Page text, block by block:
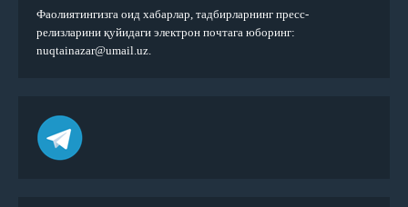
Фаолиятингизга оид хабарлар, тадбирларнинг пресс-
релизларини қуйидаги электрон почтага юборинг:
nuqtainazar@umail.uz.